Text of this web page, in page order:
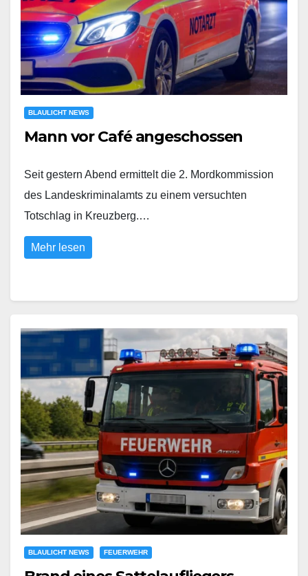
BLAULICHT NEWS
Mann vor Café angeschossen
Seit gestern Abend ermittelt die 2. Mordkommission
des Landeskriminalamts zu einem versuchten
Totschlag in Kreuzberg.…
Mehr lesen
BLAULICHT NEWS FEUERWEHR